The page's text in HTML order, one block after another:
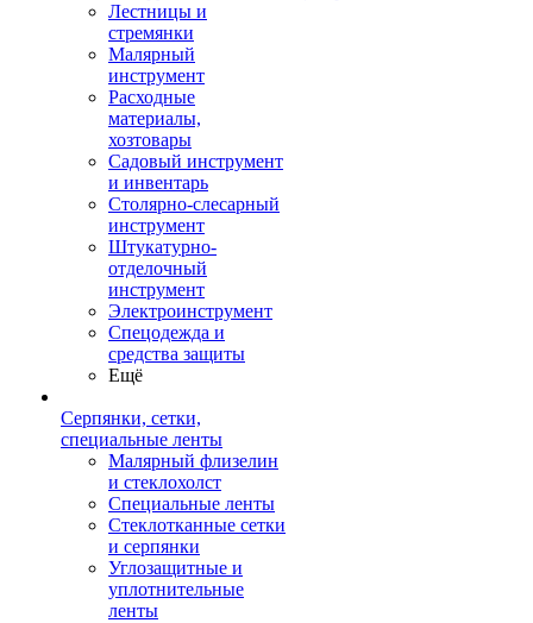
Лестницы и
стремянки
Малярный
инструмент
Расходные
материалы,
хозтовары
Садовый инструмент
и инвентарь
Столярно-слесарный
инструмент
Штукатурно-
отделочный
инструмент
Электроинструмент
Спецодежда и
средства защиты
Ещё
Серпянки, сетки,
специальные ленты
Малярный флизелин
и стеклохолст
Специальные ленты
Стеклотканные сетки
и серпянки
Углозащитные и
уплотнительные
ленты